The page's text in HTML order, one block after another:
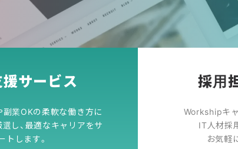
サービス
副業OKの柔軟な働き方に
し、最適なキャリアをサ
トします。
採用
Workshipキ
IT人材採
お気軽